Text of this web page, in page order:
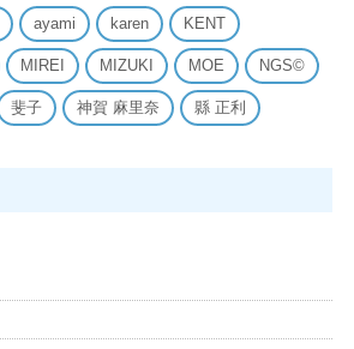
ayami karen KENT
MIREI MIZUKI MOE NGS©
斐子 神賀 麻里奈 縣 正利